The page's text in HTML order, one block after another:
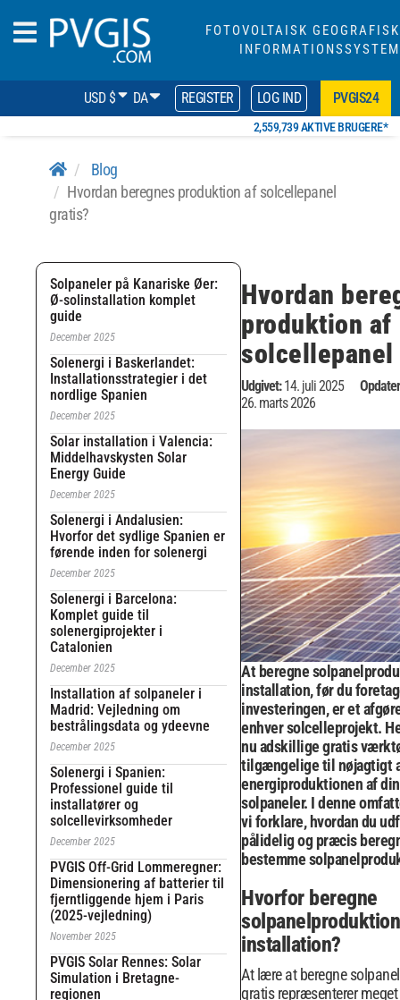
FOTOVOLTAISK GEOGRAFISK
INFORMATIONSSYSTEM
USD $ DA REGISTER LOG IND PVGIS24
2,559,739 AKTIVE BRUGERE*
Blog
Hvordan beregnes produktion af solcellepanel
gratis?
Solpaneler på Kanariske Øer:
Ø-solinstallation komplet
guide
December 2025
Solenergi i Baskerlandet:
Installationsstrategier i det
nordlige Spanien
December 2025
Solar installation i Valencia:
Middelhavskysten Solar
Energy Guide
December 2025
Solenergi i Andalusien:
Hvorfor det sydlige Spanien er
førende inden for solenergi
December 2025
Solenergi i Barcelona:
Komplet guide til
solenergiprojekter i
Catalonien
December 2025
Installation af solpaneler i
Madrid: Vejledning om
bestrålingsdata og ydeevne
December 2025
Solenergi i Spanien:
Professionel guide til
installatører og
solcellevirksomheder
December 2025
PVGIS Off-Grid Lommeregner:
Dimensionering af batterier til
fjerntliggende hjem i Paris
(2025-vejledning)
November 2025
PVGIS Solar Rennes: Solar
Simulation i Bretagne-
regionen
Hvordan
produktion af
solcellepanel
Udgivet: 14. juli 2025
26. marts 2026
At beregne
installation, før du
investeringen, er et
enhver solcelleprojekt.
nu adskillige gratis
tilgængelige til nøjagtigt
energiproduktionen af
solpaneler. I denne
vi forklare, hvordan du
pålidelig og præcis
bestemme
Hvorfor beregne
installation?
At lære at beregne
gratis repræsenterer